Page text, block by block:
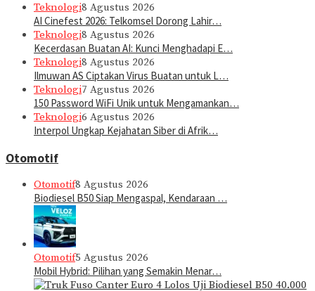
Teknologi8 Agustus 2026
AI Cinefest 2026: Telkomsel Dorong Lahir…
Teknologi8 Agustus 2026
Kecerdasan Buatan AI: Kunci Menghadapi E…
Teknologi8 Agustus 2026
Ilmuwan AS Ciptakan Virus Buatan untuk L…
Teknologi7 Agustus 2026
150 Password WiFi Unik untuk Mengamankan…
Teknologi6 Agustus 2026
Interpol Ungkap Kejahatan Siber di Afrik…
Otomotif
Otomotif8 Agustus 2026
Biodiesel B50 Siap Mengaspal, Kendaraan …
Otomotif5 Agustus 2026
Mobil Hybrid: Pilihan yang Semakin Menar…